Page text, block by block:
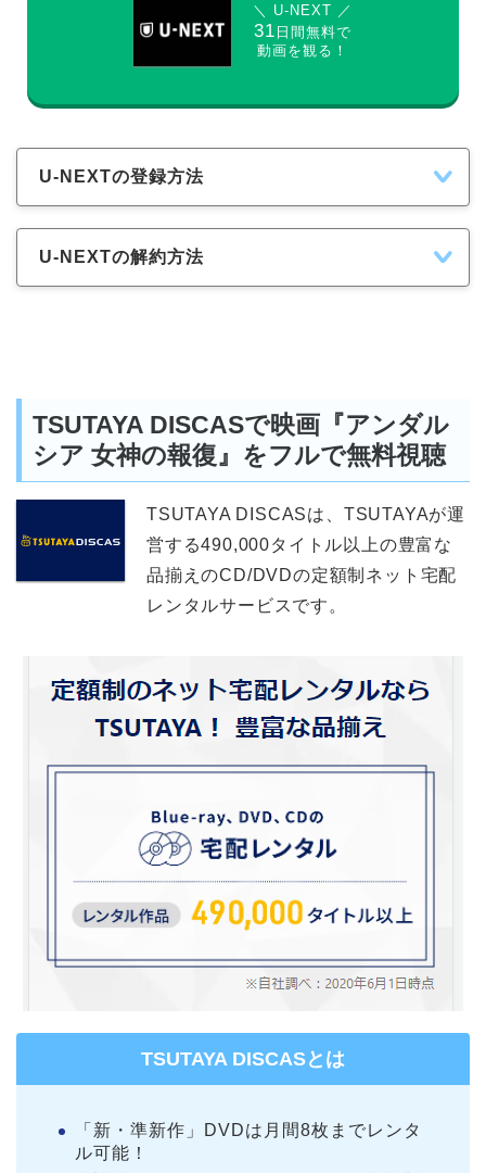
＼ U-NEXT ／
31 日間無料で
動画を観る！
U-NEXTの登録方法
U-NEXTの解約方法
TSUTAYA DISCASで映画『アンダル
シア 女神の報復』をフルで無料視聴
TSUTAYA DISCASは、TSUTAYAが運
営する490,000タイトル以上の豊富な
品揃えのCD/DVDの定額制ネット宅配
レンタルサービスです。
TSUTAYA DISCASとは
「新・準新作」DVDは月間8枚までレンタ
ル可能！